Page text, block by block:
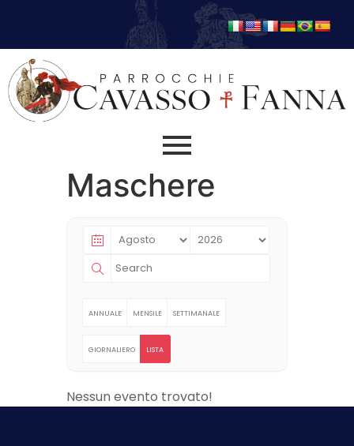
Maschere
ANNUALE MENSILE SETTIMANALE
GIORNALIERO LISTA
Nessun evento trovato!